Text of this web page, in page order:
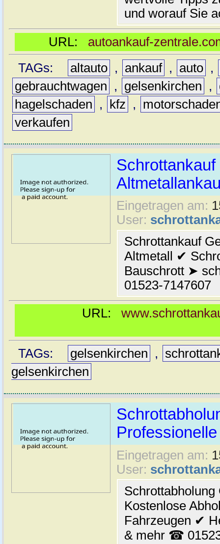
und worauf Sie
URL: autoankauf-
TAGs:
altauto , ankauf , auto ,
gebrauchtwagen
, gelsenkirchen ,
hagelschaden
, kfz ,
verkaufen
Schrottankauf
Eingetragen am:
User:
Schrottankauf
Altmetall ✔
Bauschrott ➤
01523-7147607
URL:
TAGs: gelsenkirchen ,
gelsenkirchen
Eingetragen am:
User:
Kostenlose
Fahrzeugen ✔
& mehr ☎